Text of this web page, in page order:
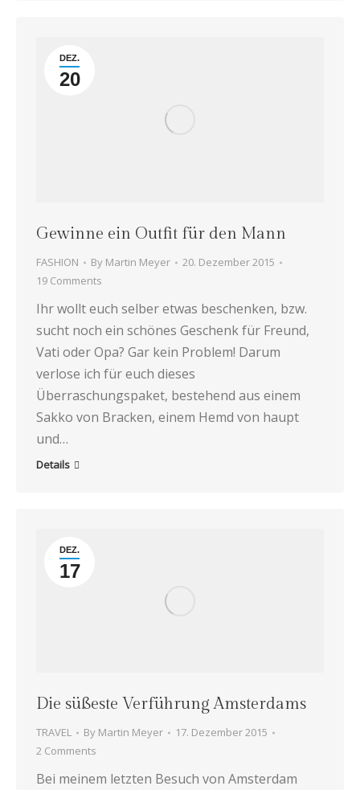
DEZ.
20
Gewinne ein Outfit für den Mann
FASHION By Martin Meyer
20. Dezember 2015
19 Comments
Ihr wollt euch selber etwas beschenken, bzw.
sucht noch ein schönes Geschenk für Freund,
Vati oder Opa? Gar kein Problem! Darum
verlose ich für euch dieses
Überraschungspaket, bestehend aus einem
Sakko von Bracken, einem Hemd von haupt
und…
Details
DEZ.
17
Die süßeste Verführung Amsterdams
TRAVEL By Martin Meyer
17. Dezember 2015
2 Comments
Bei meinem letzten Besuch von Amsterdam